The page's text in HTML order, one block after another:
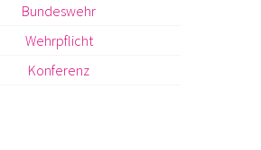
Bundeswehr
Wehrpflicht
Konferenz